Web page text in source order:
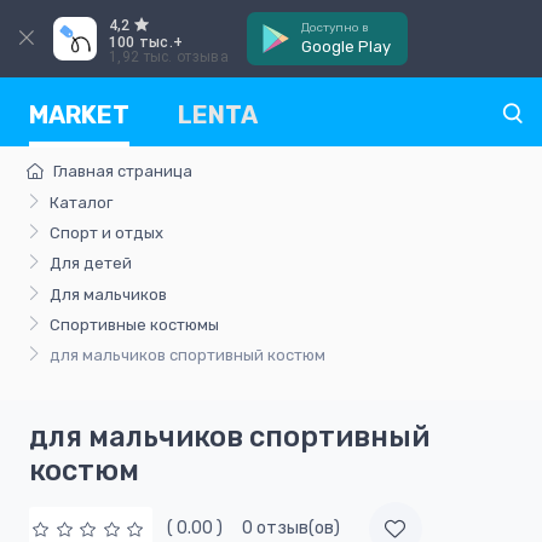
4,2
100 тыс.+
1,92 тыс. отзыва
Доступно в
Google Play
MARKET LENTA
Главная страница
Каталог
Спорт и отдых
Для детей
Для мальчиков
Спортивные костюмы
для мальчиков спортивный костюм
для мальчиков спортивный
костюм
( 0.00 ) 0 отзыв(ов)